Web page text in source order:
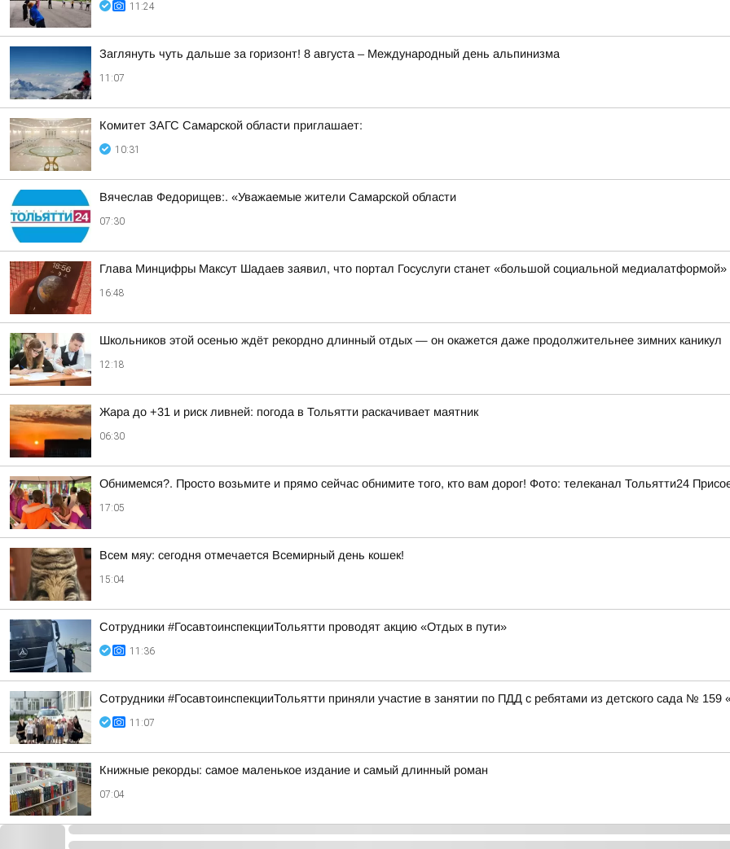
11:24
Заглянуть чуть дальше за горизонт! 8 августа – Международный день альпинизма
11:07
Комитет ЗАГС Самарской области приглашает:
10:31
Вячеслав Федорищев:. «Уважаемые жители Самарской области
07:30
Глава Минцифры Максут Шадаев заявил, что портал Госуслуги станет «большой социальной медиалатформой»
16:48
Школьников этой осенью ждёт рекордно длинный отдых — он окажется даже продолжительнее зимних каникул
12:18
Жара до +31 и риск ливней: погода в Тольятти раскачивает маятник
06:30
Обнимемся?. Просто возьмите и прямо сейчас обнимите того, кто вам дорог! Фото: телеканал Тольятти24
17:05
Всем мяу: сегодня отмечается Всемирный день кошек!
15:04
Сотрудники #ГосавтоинспекцииТольятти проводят акцию «Отдых в пути»
11:36
Сотрудники #ГосавтоинспекцииТольятти приняли участие в занятии по ПДД с ребятами из детского сада № 159
11:07
Книжные рекорды: самое маленькое издание и самый длинный роман
07:04